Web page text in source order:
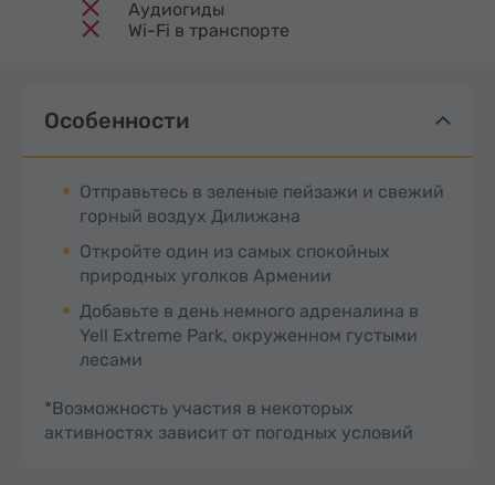
Аудиогиды
Wi-Fi в транспорте
Особенности
Отправьтесь в зеленые пейзажи и свежий
горный воздух Дилижана
Откройте один из самых спокойных
природных уголков Армении
Добавьте в день немного адреналина в
Yell Extreme Park, окруженном густыми
лесами
*Возможность участия в некоторых
активностях зависит от погодных условий